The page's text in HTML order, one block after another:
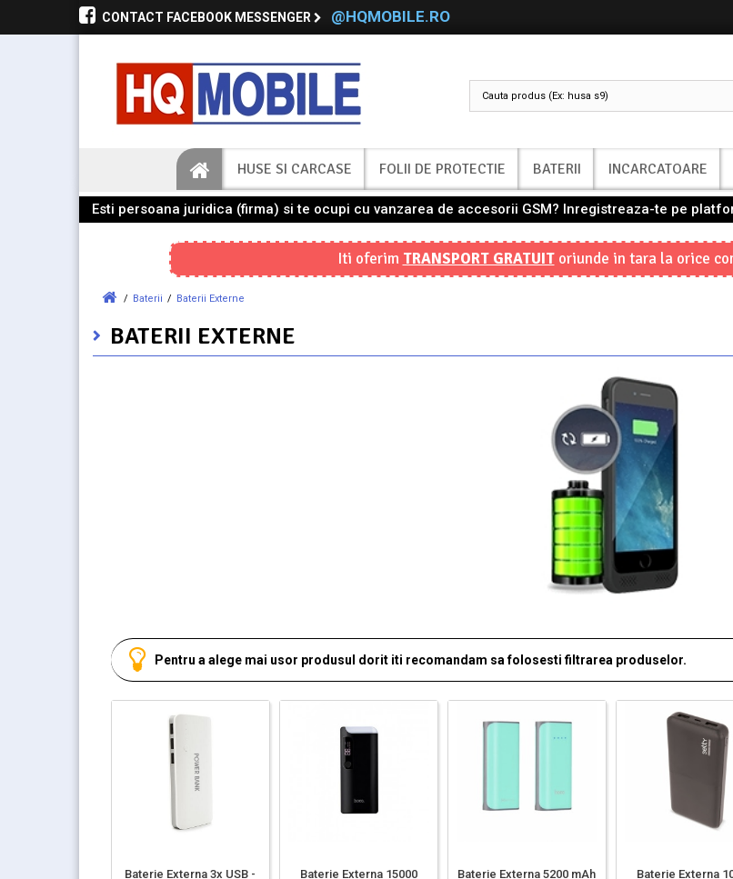
CONTACT FACEBOOK MESSENGER @HQMOBILE.RO
HUSE SI CARCASE FOLII DE PROTECTIE BATERII INCARCATOARE
Esti persoana juridica (firma) si te ocupi cu vanzarea de accesorii GSM? Inregistreaza-te pe
Iti oferim TRANSPORT GRATUIToriunde in tara la orice
/ Baterii / Baterii Externe
BATERII EXTERNE
Pentru a alege mai usor produsul dorit iti recomandam sa folosesti filtrarea produselor.
Baterie Externa 3x USB -
Baterie Externa 15000
Baterie Externa 5200 mAh
Baterie Externa